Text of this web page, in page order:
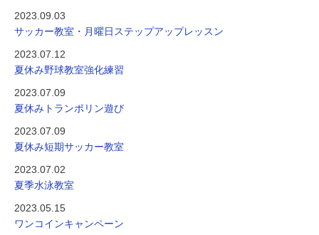
2023.09.03
サッカー教室・月曜日ステップアップレッスン
2023.07.12
夏休み野球教室強化練習
2023.07.09
夏休みトランポリン遊び
2023.07.09
夏休み短期サッカー教室
2023.07.02
夏季水泳教室
2023.05.15
ワンコインキャンペーン